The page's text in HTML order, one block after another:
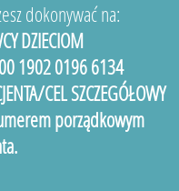
dokonywać na:
DZIECIOM
1902 0196 6134
CEL SZCZEGÓŁOWY
porządkowym